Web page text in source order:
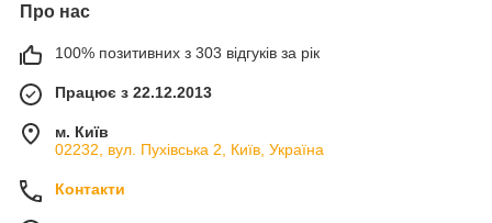
Про нас
100% позитивних з 303 відгуків за рік
Працює з 22.12.2013
м. Київ
02232, вул. Пухівська 2, Київ, Україна
Контакти